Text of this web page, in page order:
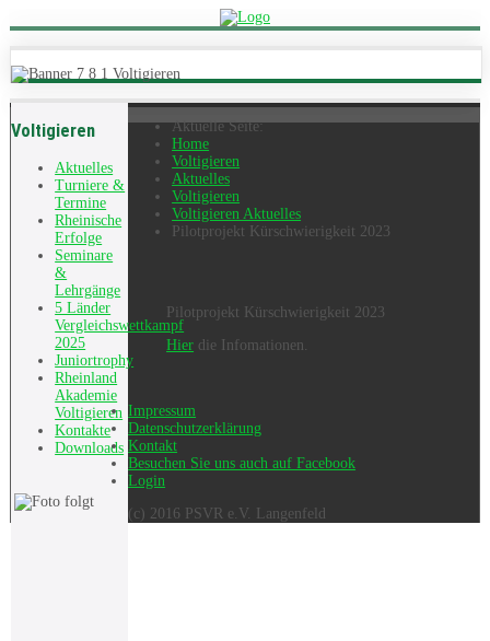
Voltigieren
Aktuelles
Turniere &
Termine
Rheinische
Erfolge
Seminare
&
Lehrgänge
5 Länder
Vergleichswettkampf
2025
Juniortrophy
Rheinland
Akademie
Voltigieren
Kontakte
Downloads
Aktuelle Seite:
Home
Voltigieren
Aktuelles
Voltigieren
Voltigieren Aktuelles
Pilotprojekt Kürschwierigkeit 2023
Pilotprojekt Kürschwierigkeit 2023
Hier die Infomationen.
Impressum
Datenschutzerklärung
Kontakt
Besuchen Sie uns auch auf Facebook
Login
(c) 2016 PSVR e.V. Langenfeld